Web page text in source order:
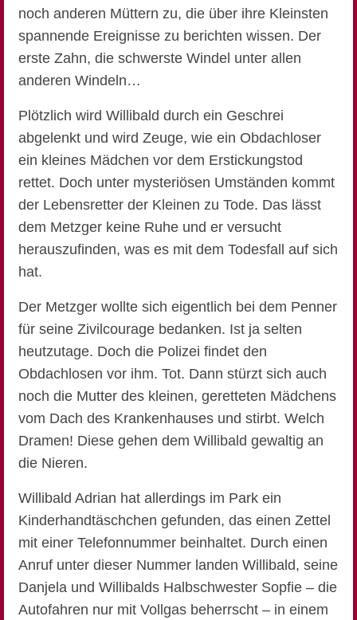
noch anderen Müttern zu, die über ihre Kleinsten
spannende Ereignisse zu berichten wissen. Der
erste Zahn, die schwerste Windel unter allen
anderen Windeln…
Plötzlich wird Willibald durch ein Geschrei
abgelenkt und wird Zeuge, wie ein Obdachloser
ein kleines Mädchen vor dem Erstickungstod
rettet. Doch unter mysteriösen Umständen kommt
der Lebensretter der Kleinen zu Tode. Das lässt
dem Metzger keine Ruhe und er versucht
herauszufinden, was es mit dem Todesfall auf sich
hat.
Der Metzger wollte sich eigentlich bei dem Penner
für seine Zivilcourage bedanken. Ist ja selten
heutzutage. Doch die Polizei findet den
Obdachlosen vor ihm. Tot. Dann stürzt sich auch
noch die Mutter des kleinen, geretteten Mädchens
vom Dach des Krankenhauses und stirbt. Welch
Dramen! Diese gehen dem Willibald gewaltig an
die Nieren.
Willibald Adrian hat allerdings im Park ein
Kinderhandtäschchen gefunden, das einen Zettel
mit einer Telefonnummer beinhaltet. Durch einen
Anruf unter dieser Nummer landen Willibald, seine
Danjela und Willibalds Halbschwester Sopfie – die
Autofahren nur mit Vollgas beherrscht – in einem